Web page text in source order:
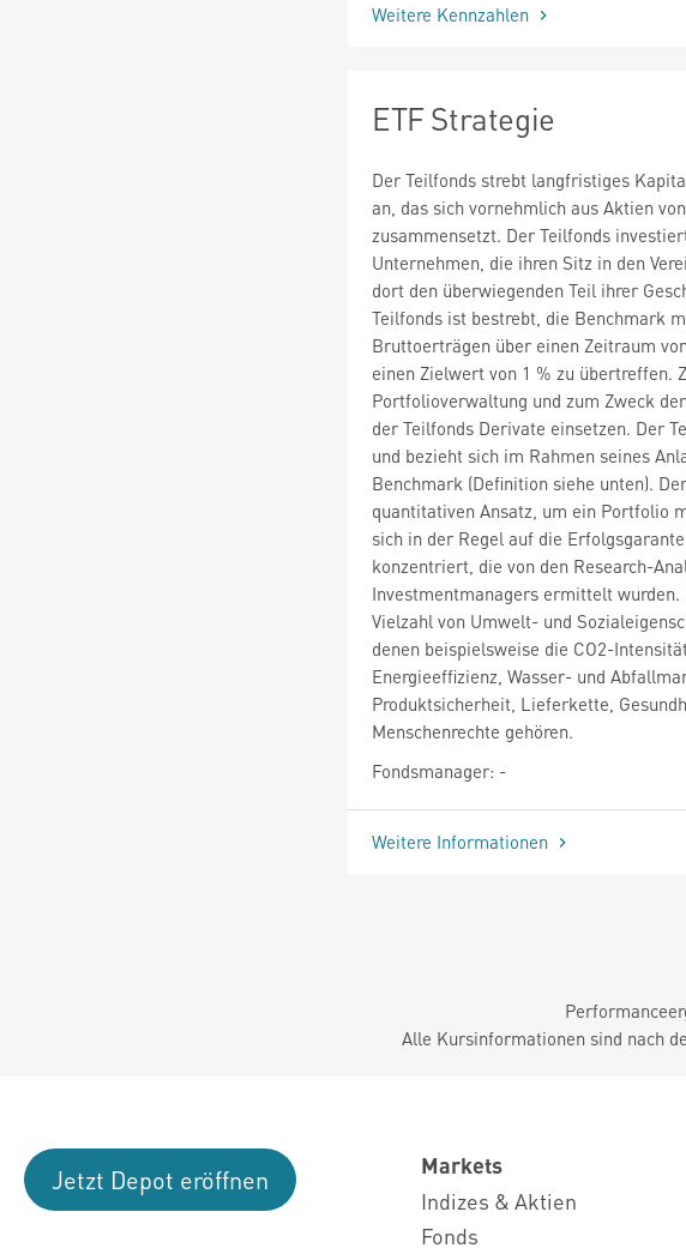
Weitere Kennzahlen
ETF Strategie
Der Teilfonds strebt langfristiges
an, das sich vornehmlich aus Aktien
zusammensetzt. Der Teilfonds
Unternehmen, die ihren Sitz in den
dort den überwiegenden Teil ihrer
Teilfonds ist bestrebt, die Benchmark
Bruttoerträgen über einen Zeitraum
einen Zielwert von 1 % zu übertreffen.
Portfolioverwaltung und zum Zweck
der Teilfonds Derivate einsetzen. Der
und bezieht sich im Rahmen seines
Benchmark (Definition siehe unten).
quantitativen Ansatz, um ein Portfolio
sich in der Regel auf die
konzentriert, die von den Research-
Investmentmanagers ermittelt
Vielzahl von Umwelt- und
denen beispielsweise die CO2-
Energieeffizienz, Wasser- und
Produktsicherheit, Lieferkette,
Menschenrechte gehören.
Fondsmanager: -
Weitere Informationen
Alle Kursinformationen sind nach
Jetzt Depot eröffnen
Markets
Indizes & Aktien
Fonds